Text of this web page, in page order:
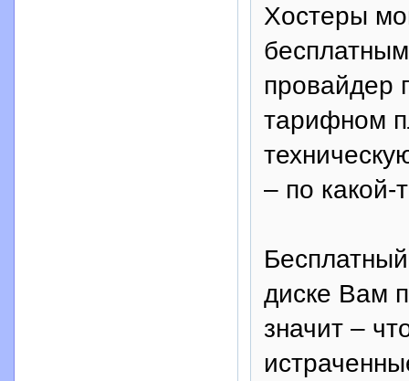
Хостеры
провайдер
тарифном
– по какой-
диске Вам
значит –